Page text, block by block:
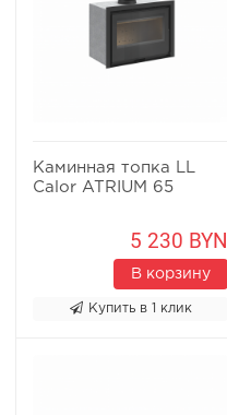
Каминная топка LL
Calor ATRIUM 65
5 230 BYN
В корзину
Купить в 1 клик